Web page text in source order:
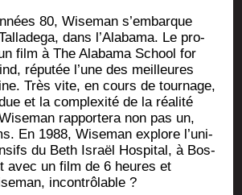
80, Wise­man s’embarque
dans l’A­la­ba­ma. Le pro­
film à The Ala­ba­ma School for
répu­tée l’une des meilleures
Très vite, en cours de tour­nage,
et la com­plexi­té de la réa­li­té
rap­por­te­ra non pas un,
En 1988, Wise­man explore l’u­ni­
du Beth Israël Hos­pi­tal, à Bos­
avec un film de 6 heures et
incontrôlable ?